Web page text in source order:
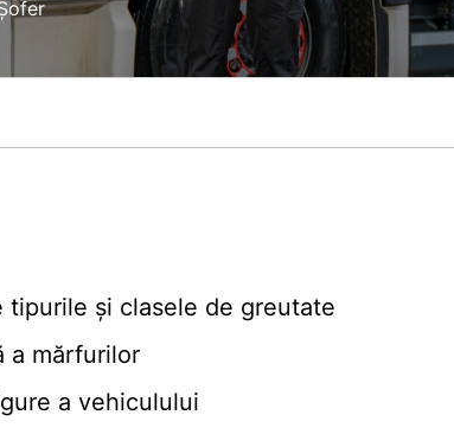
și clasele de greutate
a mărfurilor
a vehiculului